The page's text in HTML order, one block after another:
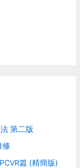
第二版
修
篇 (精簡版)